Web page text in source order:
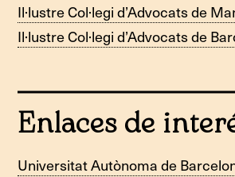
Il·lustre Col·legi d’Advocats de
Il·lustre Col·legi d’Advocats de
Enlaces de
Universitat Autònoma de